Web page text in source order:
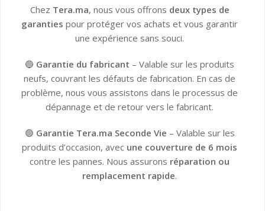
Chez Tera.ma, nous vous offrons deux types de
garanties pour protéger vos achats et vous garantir
une expérience sans souci.
🔵 Garantie du fabricant – Valable sur les produits
neufs, couvrant les défauts de fabrication. En cas de
problème, nous vous assistons dans le processus de
dépannage et de retour vers le fabricant.
🟢 Garantie Tera.ma Seconde Vie – Valable sur les
produits d’occasion, avec une couverture de 6 mois
contre les pannes. Nous assurons réparation ou
remplacement rapide.